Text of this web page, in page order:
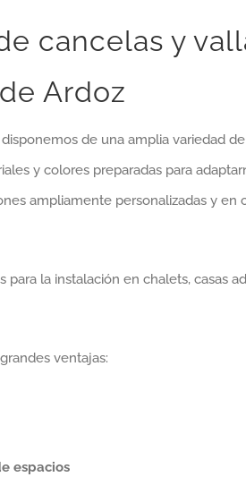
cancelas y
Ardoz
disponemos de una amplia variedad de
y colores preparadas para
ampliamente personalizadas y en
para la instalación en chalets, casas
ventajas:
espacios